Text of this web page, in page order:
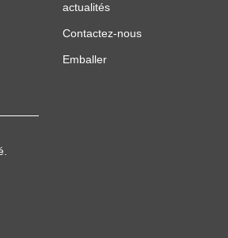
actualités
Contactez-nous
Emballer